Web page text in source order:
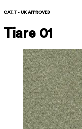
CAT. T - UK APPROVED
Tiare 01